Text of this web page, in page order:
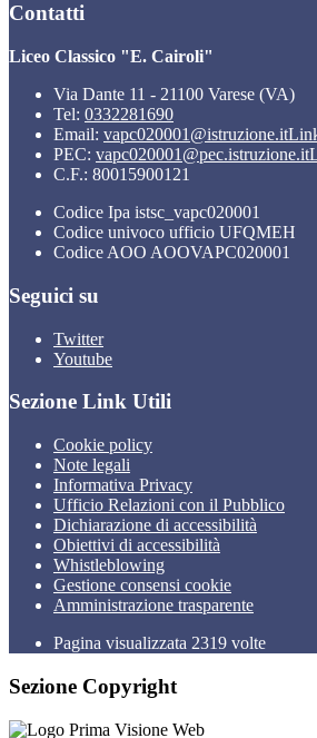
Contatti
Liceo Classico "E. Cairoli"
Via Dante 11 - 21100 Varese (VA)
Tel: 0332281690
Email: vapc020001@istruzione.it
PEC: vapc020001@pec.istruzione.it
C.F.: 80015900121
Codice Ipa istsc_vapc020001
Codice univoco ufficio UFQMEH
Codice AOO AOOVAPC020001
Seguici su
Twitter
Youtube
Sezione Link Utili
Cookie policy
Note legali
Informativa Privacy
Ufficio Relazioni con il Pubblico
Dichiarazione di accessibilità
Obiettivi di accessibilità
Whistleblowing
Gestione consensi cookie
Amministrazione trasparente
Pagina visualizzata 2319 volte
Sezione Copyright